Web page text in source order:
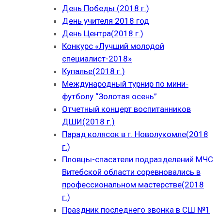
День Победы (2018 г.)
День учителя 2018 год
День Центра(2018 г.)
Конкурс «Лучший молодой
специалист-2018»
Купалье(2018 г.)
Международный турнир по мини-
футболу “Золотая осень”
Отчетный концерт воспитанников
ДШИ(2018 г.)
Парад колясок в г. Новолукомле(2018
г.)
Пловцы-спасатели подразделений МЧС
Витебской области соревновались в
профессиональном мастерстве(2018
г.)
Праздник последнего звонка в СШ №1